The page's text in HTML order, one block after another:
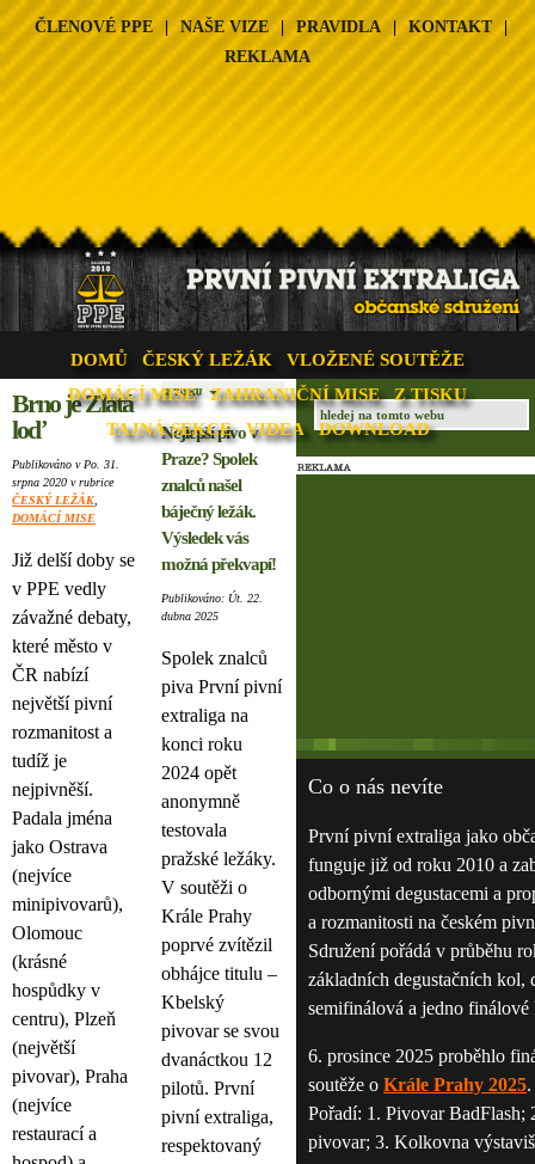
ČLENOVÉ PPE | NAŠE VIZE | PRAVIDLA | KONTAKT |
REKLAMA
DOMŮ ČESKÝ LEŽÁK
VLOŽENÉ SOUTĚŽE
DOMÁCÍ MISE
ZAHRANIČNÍ MISE
Z TISKU
TAJNÁ SEKCE
VIDEA DOWNLOAD
Brno je Zlatá
loď
Publikováno v Po. 31.
srpna 2020 v rubrice
ČESKÝ LEŽÁK
DOMÁCÍ MISE
Již delší doby se
v PPE vedly
závažné debaty,
které město v
ČR nabízí
největší pivní
rozmanitost a
tudíž je
nejpivněší.
Padala jména
jako Ostrava
(nejvíce
minipivovarů),
Olomouc
(krásné
hospůdky v
centru), Plzeň
(největší
pivovar), Praha
(nejvíce
restaurací a
Nejlepší pivo v
Praze? Spolek
znalců našel
báječný ležák.
Výsledek vás
možná překvapí!
Publikováno: Út. 22.
dubna 2025
Spolek znalců
piva První pivní
extraliga na
konci roku
2024 opět
anonymně
testovala
pražské ležáky.
V soutěži o
Krále Prahy
poprvé zvítězil
obhájce titulu –
Kbelský
pivovar se svou
dvanáctkou 12
pilotů. První
pivní extraliga,
respektovaný
Co o nás nevíte
První pivní extraliga jako
funguje již od roku 2010 a
odbornými degustacemi a
a rozmanitosti na českém
Sdružení pořádá v průběhu
základních degustačních kol,
semifinálová a jedno finálové
6. prosince 2025 proběhlo
soutěže o Krále Prahy 2025.
Pořadí: 1. Pivovar BadFlash;
pivovar; 3. Kolkovna